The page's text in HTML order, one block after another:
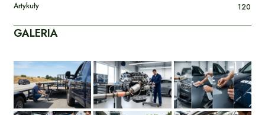
Artykuły 120
GALERIA